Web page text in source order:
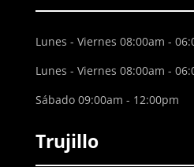
Lunes - Viernes 08:00am -
Lunes - Viernes 08:00am -
Sábado 09:00am - 12:00pm
Trujillo